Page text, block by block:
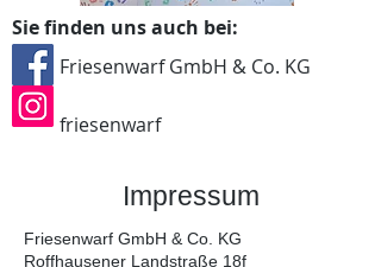
Sie finden uns auch bei:
Friesenwarf GmbH & Co. KG
friesenwarf
Impressum
Friesenwarf GmbH & Co. KG
Roffhausener Landstraße 18f